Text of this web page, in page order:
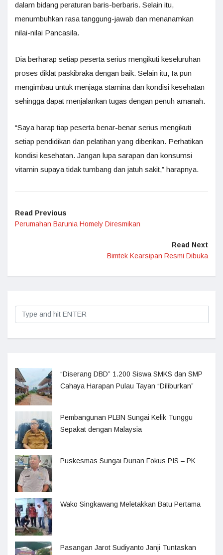
dalam bidang peraturan baris-berbaris. Selain itu,
menumbuhkan rasa tanggung-jawab dan menanamkan
nilai-nilai Pancasila.
Dia berharap setiap peserta serius mengikuti keseluruhan
proses diklat paskibraka dengan baik. Selain itu, Ia pun
mengimbau untuk menjaga stamina dan kondisi kesehatan
sehingga dapat menjalankan tugas dengan penuh amanah.
“Saya harap tiap peserta benar-benar serius mengikuti
setiap pendidikan dan pelatihan yang diberikan. Perhatikan
kondisi kesehatan. Jangan lupa sarapan dan konsumsi
vitamin supaya tidak tumbang dan jatuh sakit,” harapnya.
Read Previous
Perumahan Barunia Homely Diresmikan
Read Next
Bimtek Kearsipan Resmi Dibuka
“Diserang DBD” 1.200 Siswa SMKS dan SMP
Cahaya Harapan Pulau Tayan “Diliburkan”
Pembangunan PLBN Sungai Kelik Tunggu
Sepakat dengan Malaysia
Puskesmas Sungai Durian Fokus PIS – PK
Wako Singkawang Meletakkan Batu Pertama
Pasangan Jarot Sudiyanto Janji Tuntaskan